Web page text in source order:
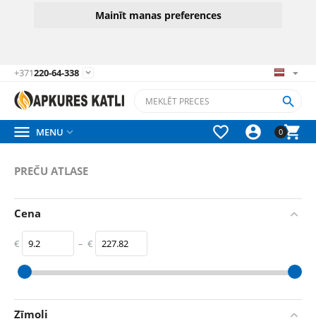
Mainīt manas preferences
+371220-64-338 
0



 MENU 
PREČU ATLASE
Cena
€ – €
9.2 227.82
Zīmoli